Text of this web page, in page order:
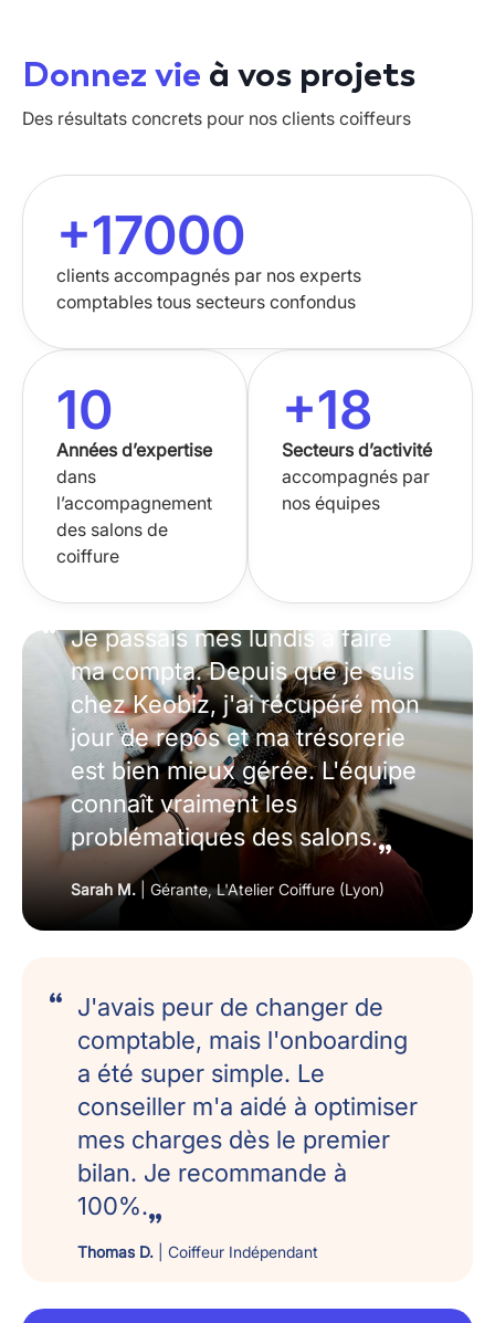
Donnez vie à vos projets
Des résultats concrets pour nos clients coiffeurs
+17000
clients accompagnés par nos experts
comptables tous secteurs confondus
10
Années d’expertise
dans
l’accompagnement
des salons de
coiffure
+18
Secteurs d’activité
accompagnés par
nos équipes
Je passais mes lundis à faire
ma compta. Depuis que je suis
chez Keobiz, j'ai récupéré mon
jour de repos et ma trésorerie
est bien mieux gérée. L'équipe
connaît vraiment les
problématiques des salons.
Sarah M. | Gérante, L'Atelier Coiffure (Lyon)
J'avais peur de changer de
comptable, mais l'onboarding
a été super simple. Le
conseiller m'a aidé à optimiser
mes charges dès le premier
bilan. Je recommande à
100%.
Thomas D. | Coiffeur Indépendant